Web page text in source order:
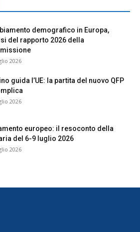
demografico in Europa,
del rapporto 2026 della
2026
guida l’UE: la partita del nuovo QFP
2026
europeo: il resoconto della
del 6-9 luglio 2026
2026